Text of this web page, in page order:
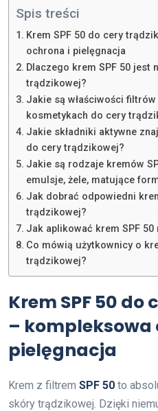
Spis treści
Krem SPF 50 do cery
ochrona i pielęgnacja
Dlaczego krem SPF 50 jest
trądzikowej?
Jakie są właściwości
kosmetykach do cery
Jakie składniki aktywne
do cery trądzikowej?
Jakie są rodzaje kremów
emulsje, żele, matujące
Jak dobrać odpowiedni
trądzikowej?
Jak aplikować krem SPF
Co mówią użytkownicy o
trądzikowej?
Krem SPF 50
– kompleksowa
pielęgnacja
Krem z filtrem SPF 50 to
skóry trądzikowej. Dzięki